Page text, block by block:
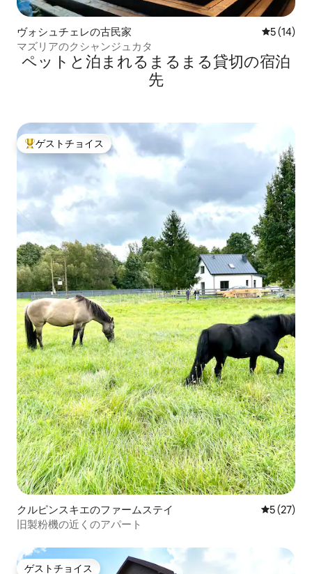
ヴォシュチェレの古民家 レビュー
5 (14)
マズリアのクシャンジュカタ
ペットと泊まれるまるまる貸切の宿泊
先
大好評のゲストチョイスです。
ゲストチョイス
クルピンスキエのファームステイ レビュー
5 (27)
旧製粉機の近くのアパート
ゲストチョイス